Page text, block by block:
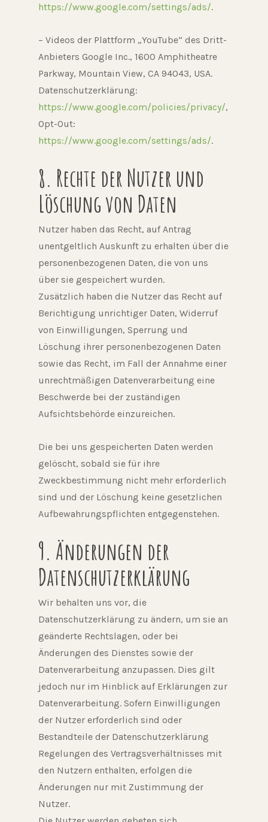
https://www.google.com/settings/ads/.
– Videos der Plattform „YouTube“ des Dritt-
Anbieters Google Inc., 1600 Amphitheatre
Parkway, Mountain View, CA 94043, USA.
Datenschutzerklärung:
https://www.google.com/policies/privacy/,
Opt-Out:
https://www.google.com/settings/ads/.
8. Rechte der Nutzer und
Löschung von Daten
Nutzer haben das Recht, auf Antrag
unentgeltlich Auskunft zu erhalten über die
personenbezogenen Daten, die von uns
über sie gespeichert wurden.
Zusätzlich haben die Nutzer das Recht auf
Berichtigung unrichtiger Daten, Widerruf
von Einwilligungen, Sperrung und
Löschung ihrer personenbezogenen Daten
sowie das Recht, im Fall der Annahme einer
unrechtmäßigen Datenverarbeitung eine
Beschwerde bei der zuständigen
Aufsichtsbehörde einzureichen.
Die bei uns gespeicherten Daten werden
gelöscht, sobald sie für ihre
Zweckbestimmung nicht mehr erforderlich
sind und der Löschung keine gesetzlichen
Aufbewahrungspflichten entgegenstehen.
9. Änderungen der
Datenschutzerklärung
Wir behalten uns vor, die
Datenschutzerklärung zu ändern, um sie an
geänderte Rechtslagen, oder bei
Änderungen des Dienstes sowie der
Datenverarbeitung anzupassen. Dies gilt
jedoch nur im Hinblick auf Erklärungen zur
Datenverarbeitung. Sofern Einwilligungen
der Nutzer erforderlich sind oder
Bestandteile der Datenschutzerklärung
Regelungen des Vertragsverhältnisses mit
den Nutzern enthalten, erfolgen die
Änderungen nur mit Zustimmung der
Nutzer.